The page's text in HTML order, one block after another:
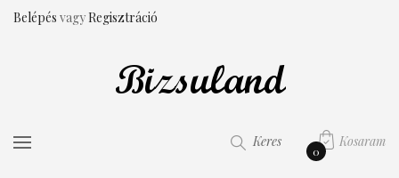
Belépés vagyRegisztráció
Kosaram
0
Keres